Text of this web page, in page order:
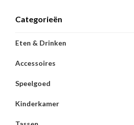
Categorieën
Eten & Drinken
Accessoires
Speelgoed
Kinderkamer